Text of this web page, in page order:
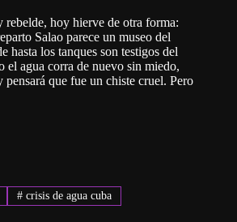
rebelde, hoy hierve de otra forma:
Salao parece un museo del
hasta los tanques son testigos del
el agua corra de nuevo sin miedo,
que fue un chiste cruel. Pero
#crisis de agua cuba